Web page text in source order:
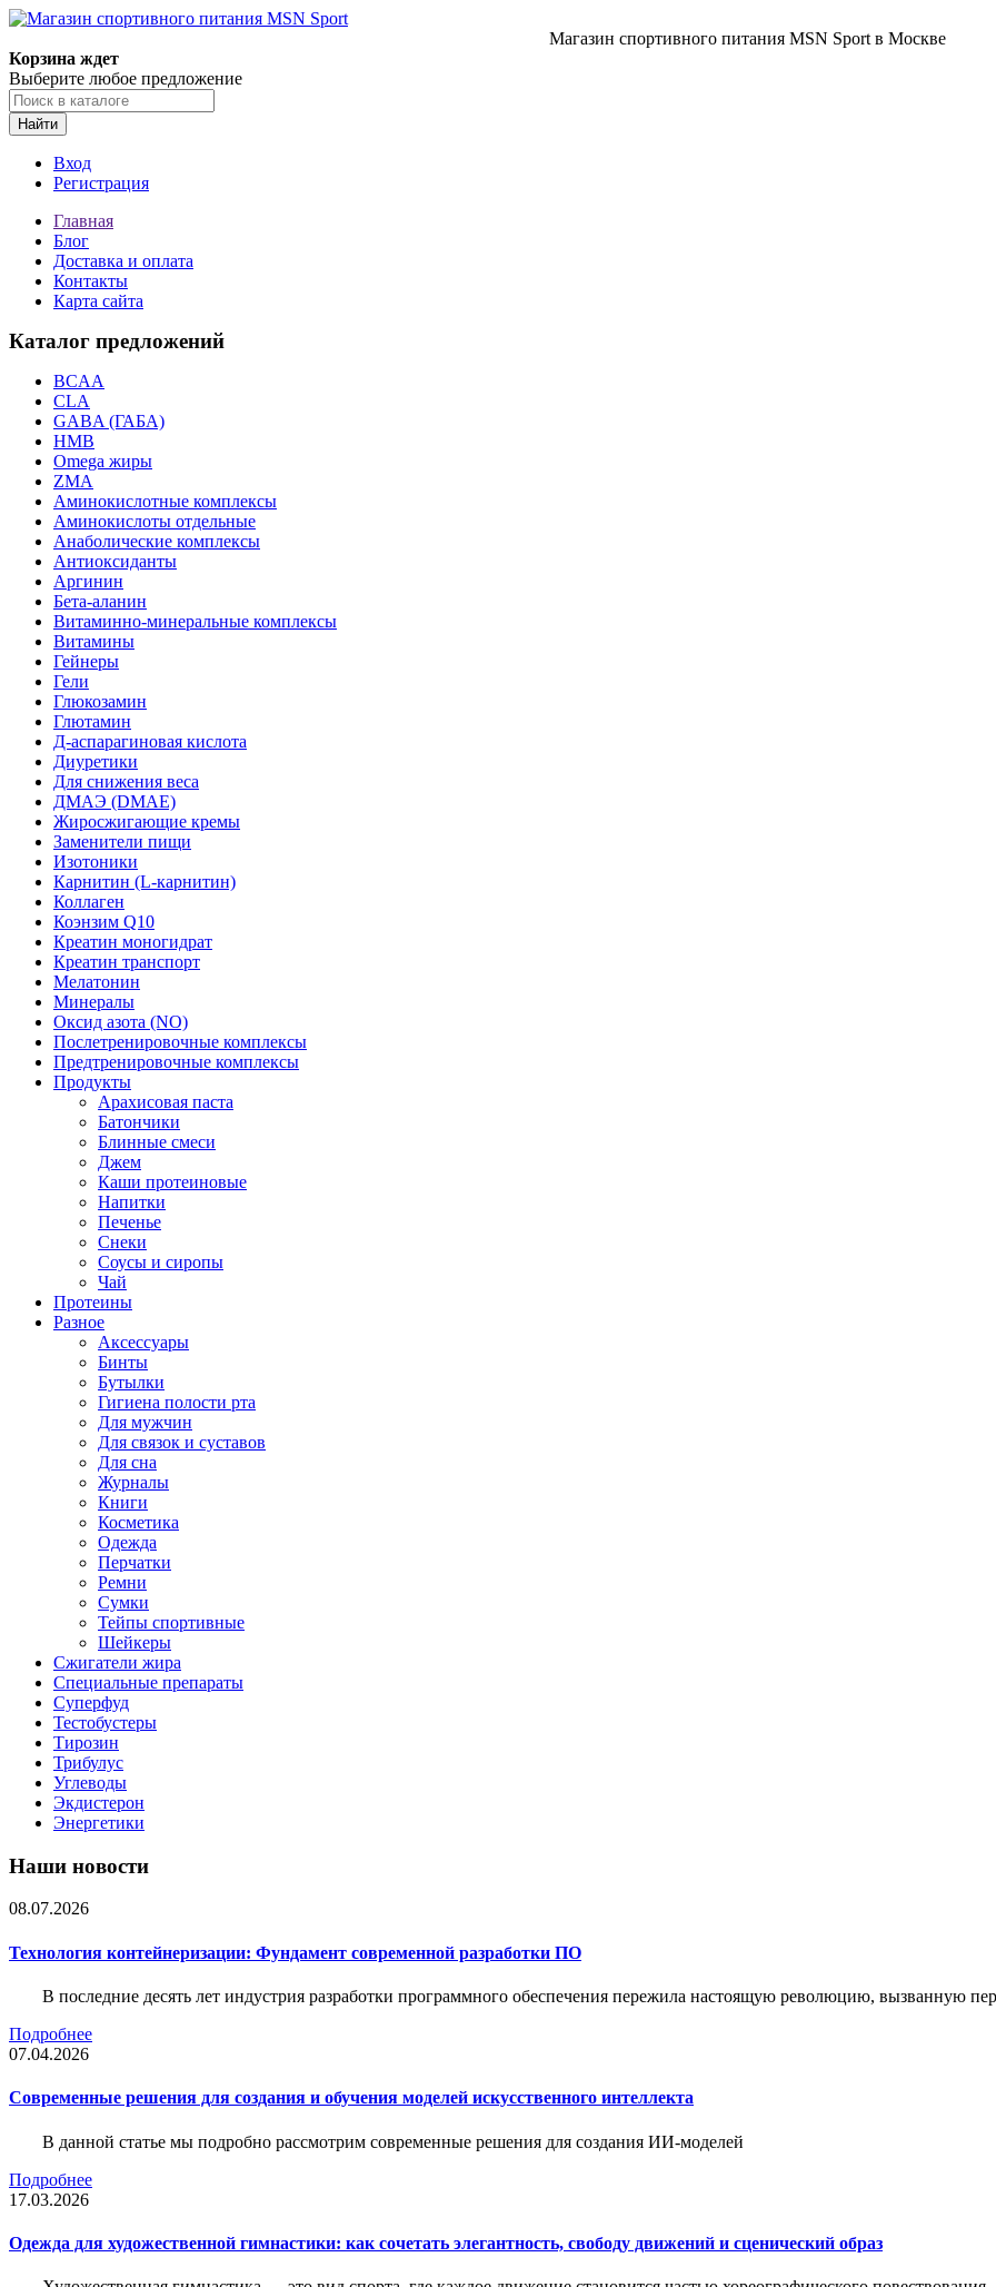
Магазин спортивного питания MSN Sport в Москве
Корзина ждет
Выберите любое предложение
Найти
Вход
Регистрация
Главная
Блог
Доставка и оплата
Контакты
Карта сайта
Каталог предложений
BCAA
CLA
GABA (ГАБА)
HMB
Omega жиры
ZMA
Аминокислотные комплексы
Аминокислоты отдельные
Анаболические комплексы
Антиоксиданты
Аргинин
Бета-аланин
Витаминно-минеральные комплексы
Витамины
Гейнеры
Гели
Глюкозамин
Глютамин
Д-аспарагиновая кислота
Диуретики
Для снижения веса
ДМАЭ (DMAE)
Жиросжигающие кремы
Заменители пищи
Изотоники
Карнитин (L-карнитин)
Коллаген
Коэнзим Q10
Креатин моногидрат
Креатин транспорт
Мелатонин
Минералы
Оксид азота (NO)
Послетренировочные комплексы
Предтренировочные комплексы
Продукты
Арахисовая паста
Батончики
Блинные смеси
Джем
Каши протеиновые
Напитки
Печенье
Снеки
Соусы и сиропы
Чай
Протеины
Разное
Аксессуары
Бинты
Бутылки
Гигиена полости рта
Для мужчин
Для связок и суставов
Для сна
Журналы
Книги
Косметика
Одежда
Перчатки
Ремни
Сумки
Тейпы спортивные
Шейкеры
Сжигатели жира
Специальные препараты
Суперфуд
Тестобустеры
Тирозин
Трибулус
Углеводы
Экдистерон
Энергетики
Наши новости
08.07.2026
Технология контейнеризации: Фундамент современной разработки ПО
В последние десять лет индустрия разработки программного обеспечения пережила настоящую революцию, вызванную
Подробнее
07.04.2026
Современные решения для создания и обучения моделей искусственного интеллекта
В данной статье мы подробно рассмотрим современные решения для создания ИИ-моделей
Подробнее
17.03.2026
Одежда для художественной гимнастики: как сочетать элегантность, свободу движений и сценический образ